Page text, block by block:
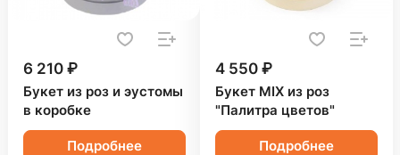
6 210 ₽
Букет из роз и эустомы
в коробке
Подробнее
4 550 ₽
Букет MIX из роз
"Палитра цветов"
Подробнее